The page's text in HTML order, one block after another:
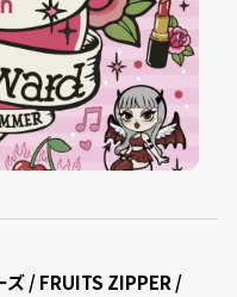
/ FRUITS ZIPPER /